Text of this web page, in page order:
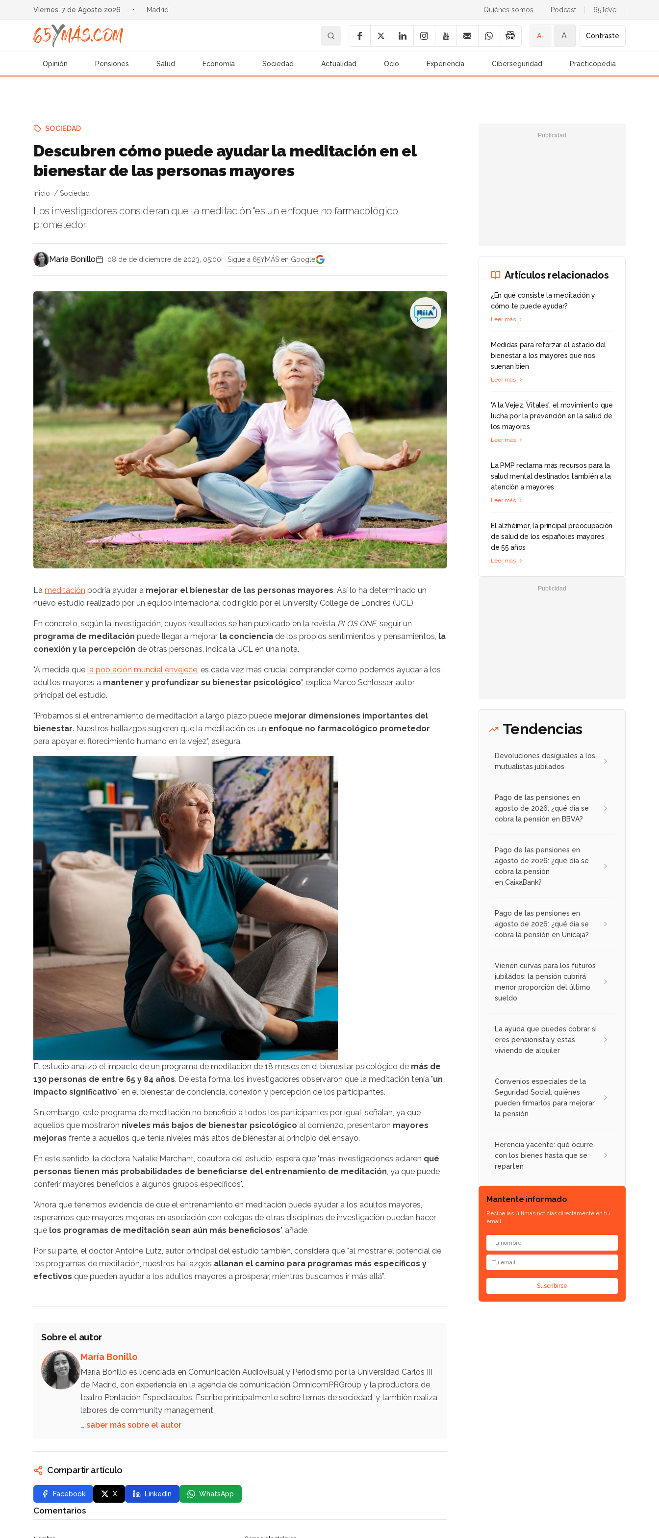
Viernes, 7 de Agosto 2026 • Madrid Quiénes somos Podcast 65TeVe
A- A Contraste
Opinión Pensiones Salud Economía Sociedad Actualidad Ocio Experiencia Ciberseguridad Practicopedia
SOCIEDAD
Descubren cómo puede ayudar la meditación en el
bienestar de las personas mayores
Inicio Sociedad
Los investigadores consideran que la meditación "es un enfoque no farmacológico
prometedor"
María Bonillo 08 de de diciembre de 2023, 05:00 Sigue a 65YMÁS en Google
La meditación podría ayudar a mejorar el bienestar de las personas mayores. Así lo ha determinado un
nuevo estudio realizado por un equipo internacional codirigido por el University College de Londres (UCL).
En concreto, según la investigación, cuyos resultados se han publicado en la revista PLOS ONE, seguir un
programa de meditación puede llegar a mejorar la conciencia de los propios sentimientos y pensamientos, la
conexión y la percepción de otras personas, indica la UCL en una nota.
"A medida que la población mundial envejece , es cada vez más crucial comprender cómo podemos ayudar a los
adultos mayores a mantener y profundizar su bienestar psicológico", explica Marco Schlosser, autor
principal del estudio.
"Probamos si el entrenamiento de meditación a largo plazo puede mejorar dimensiones importantes del
bienestar. Nuestros hallazgos sugieren que la meditación es un enfoque no farmacológico prometedor
para apoyar el florecimiento humano en la vejez", asegura.
El estudio analizó el impacto de un programa de meditación de 18 meses en el bienestar psicológico de más de
130 personas de entre 65 y 84 años. De esta forma, los investigadores observaron que la meditación tenía "un
impacto significativo" en el bienestar de conciencia, conexión y percepción de los participantes.
Sin embargo, este programa de meditación no benefició a todos los participantes por igual, señalan, ya que
aquellos que mostraron niveles más bajos de bienestar psicológico al comienzo, presentaron mayores
mejoras frente a aquellos que tenía niveles más altos de bienestar al principio del ensayo.
En este sentido, la doctora Natalie Marchant, coautora del estudio, espera que "más investigaciones aclaren qué
personas tienen más probabilidades de beneficiarse del entrenamiento de meditación , ya que puede
conferir mayores beneficios a algunos grupos específicos".
"Ahora que tenemos evidencia de que el entrenamiento en meditación puede ayudar a los adultos mayores,
esperamos que mayores mejoras en asociación con colegas de otras disciplinas de investigación puedan hacer
que los programas de meditación sean aún más beneficiosos", añade.
Por su parte, el doctor Antoine Lutz, autor principal del estudio también, considera que "al mostrar el potencial de
los programas de meditación, nuestros hallazgos allanan el camino para programas más específicos y
efectivos que pueden ayudar a los adultos mayores a prosperar, mientras buscamos ir más allá”.
Sobre el autor
María Bonillo
María Bonillo es licenciada en Comunicación Audiovisual y Periodismo por la Universidad Carlos III
de Madrid, con experiencia en la agencia de comunicación OmnicomPRGroup y la productora de
teatro Pentación Espectáculos. Escribe principalmente sobre temas de sociedad, y también realiza
labores de community management.
… saber más sobre el autor
Compartir artículo
Facebook X LinkedIn WhatsApp
Comentarios
Artículos relacionados
¿En qué consiste la meditación y
cómo te puede ayudar?
Leer más
Medidas para reforzar el estado del
bienestar a los mayores que nos
suenan bien
Leer más
'A la Vejez, Vitales', el movimiento que
lucha por la prevención en la salud de
los mayores
Leer más
La PMP reclama más recursos para la
salud mental destinados también a la
atención a mayores
Leer más
El alzhéimer, la principal preocupación
de salud de los españoles mayores
de 55 años
Leer más
Tendencias
Devoluciones desiguales a los
mutualistas jubilados
Pago de las pensiones en
agosto de 2026: ¿qué día se
cobra la pensión en BBVA?
Pago de las pensiones en
agosto de 2026: ¿qué día se
cobra la pensión
en CaixaBank?
Pago de las pensiones en
agosto de 2026: ¿qué día se
cobra la pensión en Unicaja?
Vienen curvas para los futuros
jubilados: la pensión cubrirá
menor proporción del último
sueldo
La ayuda que puedes cobrar si
eres pensionista y estás
viviendo de alquiler
Convenios especiales de la
Seguridad Social: quiénes
pueden firmarlos para mejorar
la pensión
Herencia yacente: qué ocurre
con los bienes hasta que se
reparten
Mantente informado
Recibe las últimas noticias directamente en tu
email.
Suscribirse